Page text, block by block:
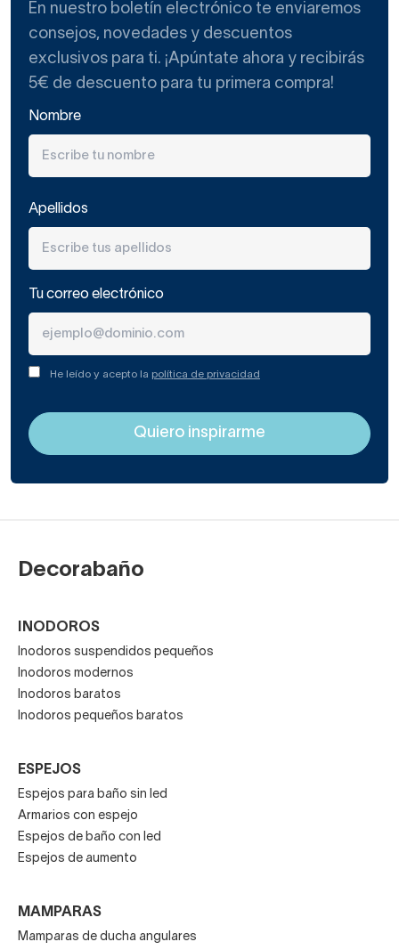
En nuestro boletín electrónico te enviaremos
consejos, novedades y descuentos
exclusivos para ti. ¡Apúntate ahora y recibirás
5€ de descuento para tu primera compra!
Nombre
Apellidos
Tu correo electrónico
He leído y acepto la política de privacidad
Decorabaño
INODOROS
Inodoros suspendidos pequeños
Inodoros modernos
Inodoros baratos
Inodoros pequeños baratos
ESPEJOS
Espejos para baño sin led
Armarios con espejo
Espejos de baño con led
Espejos de aumento
MAMPARAS
Mamparas de ducha angulares